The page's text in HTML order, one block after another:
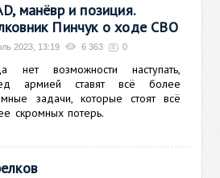
манёвр и позиция.
Пинчук о ходе СВО
2023, 13:19 6 363 0
нет возможности наступать,
армией ставят всё более
задачи, которыестоят всё
скромных потерь.